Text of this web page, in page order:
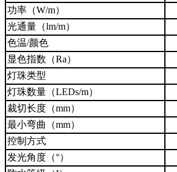
功率（W/m）
光通量（lm/m）
色温/颜色
显色指数（Ra）
灯珠类型
灯珠数量（LEDs/m）
裁切长度（mm）
最小弯曲（mm）
控制方式
发光角度（°）